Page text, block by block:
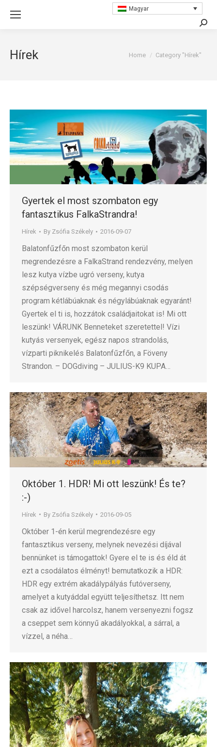
Magyar
Hírek You are here:
Home Category "Hírek"
Gyertek el most szombaton egy
fantasztikus FalkaStrandra!
Hírek By Zsófia Székely 2016-09-07
Balatonfűzfőn most szombaton kerül
megrendezésre a FalkaStrand rendezvény, melyen
lesz kutya vízbe ugró verseny, kutya
szépségverseny és még megannyi csodás
program kétlábúaknak és négylábúaknak egyaránt!
Gyertek el ti is, hozzátok családjaitokat is! Mi ott
leszünk! VÁRUNK Benneteket szeretettel! Vízi
kutyás versenyek, egész napos strandolás,
vízparti piknikelés Balatonfűzfőn, a Föveny
Strandon. – DOGdiving – JULIUS-K9 KUPA…
Október 1. HDR! Mi ott leszünk! És te?
:-)
Hírek By Zsófia Székely 2016-09-05
Október 1-én kerül megrendezésre egy
fantasztikus verseny, melynek nevezési díjával
bennünket is támogattok! Gyere el te is és éld át
ezt a csodálatos élményt! bemutatkozik a HDR:
HDR egy extrém akadálypályás futóverseny,
amelyet a kutyáddal együtt teljesíthetsz. Itt nem
csak az idővel harcolsz, hanem versenyezni fogsz
a cseppet sem könnyű akadályokkal, a sárral, a
vízzel, a néha…